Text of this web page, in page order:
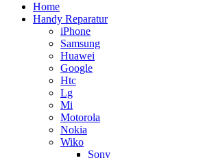
Home
Handy Reparatur
iPhone
Samsung
Huawei
Google
Htc
Lg
Mi
Motorola
Nokia
Wiko
Sony